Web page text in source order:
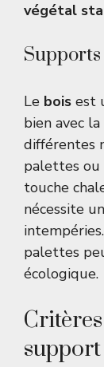
végétal
Supports
Le bois est
bien avec
différentes
palettes ou
touche
nécessite
palettes
écologique.
support